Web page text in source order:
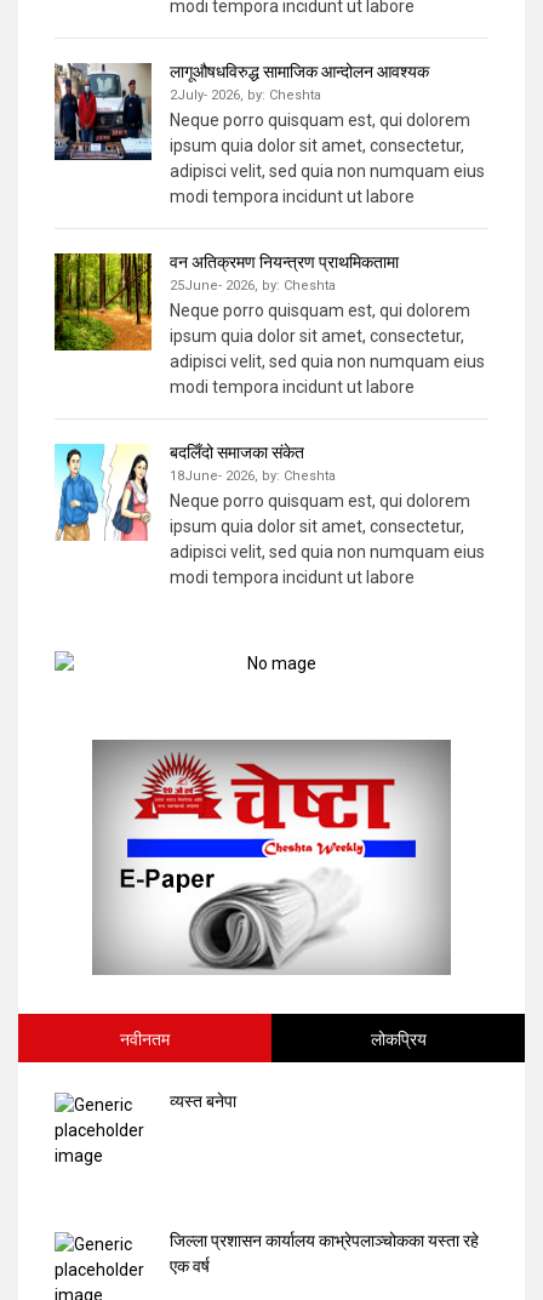
modi tempora incidunt ut labore
लागूऔषधविरुद्ध सामाजिक आन्दोलन आवश्यक
2July- 2026, by: Cheshta
Neque porro quisquam est, qui dolorem
ipsum quia dolor sit amet, consectetur,
adipisci velit, sed quia non numquam eius
modi tempora incidunt ut labore
वन अतिक्रमण नियन्त्रण प्राथमिकतामा
25June- 2026, by: Cheshta
Neque porro quisquam est, qui dolorem
ipsum quia dolor sit amet, consectetur,
adipisci velit, sed quia non numquam eius
modi tempora incidunt ut labore
बदलिँदो समाजका संकेत
18June- 2026, by: Cheshta
Neque porro quisquam est, qui dolorem
ipsum quia dolor sit amet, consectetur,
adipisci velit, sed quia non numquam eius
modi tempora incidunt ut labore
नवीनतम लोकप्रिय
व्यस्त बनेपा
जिल्ला प्रशासन कार्यालय काभ्रेपलाञ्चोकका यस्ता रहे
एक वर्ष